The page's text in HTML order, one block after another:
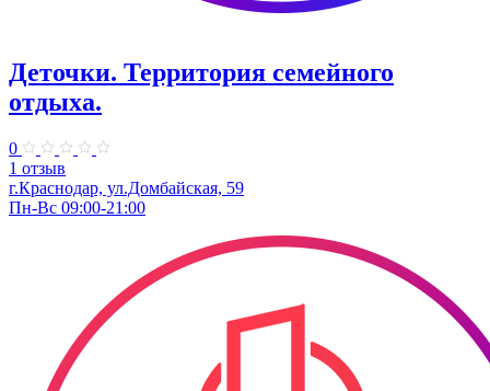
Деточки. Территория семейного
отдыха.
0
1 отзыв
г.Краснодар, ул.Домбайская, 59
Пн-Вс 09:00-21:00